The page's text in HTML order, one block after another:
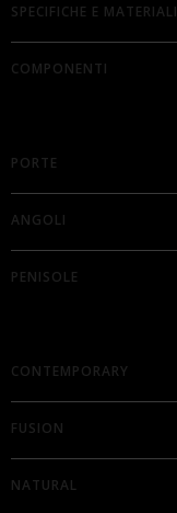
SPECIFICHE E MATERIALI
COMPONENTI
PORTE
ANGOLI
PENISOLE
CONTEMPORARY
FUSION
NATURAL